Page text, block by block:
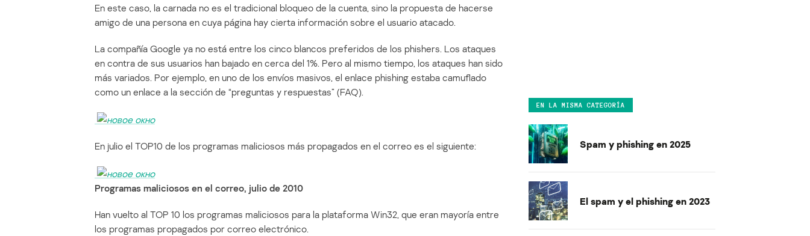
En este caso, la carnada no es el tradicional bloqueo de la cuenta, sino la propuesta de hacerse
amigo de una persona en cuya página hay cierta información sobre el usuario atacado.
La compañía Google ya no está entre los cinco blancos preferidos de los phishers. Los ataques
en contra de sus usuarios han bajado en cerca del 1%. Pero al mismo tiempo, los ataques han sido
más variados. Por ejemplo, en uno de los envíos masivos, el enlace phishing estaba camuflado
como un enlace a la sección de “preguntas y respuestas” (FAQ).
En julio el TOP10 de los programas maliciosos más propagados en el correo es el siguiente:
Programas maliciosos en el correo, julio de 2010
Han vuelto al TOP 10 los programas maliciosos para la plataforma Win32, que eran mayoría entre
los programas propagados por correo electrónico.
EN LA MISMA CATEGORÍA
Spam y phishing en 2025
El spam y el phishing en 2023